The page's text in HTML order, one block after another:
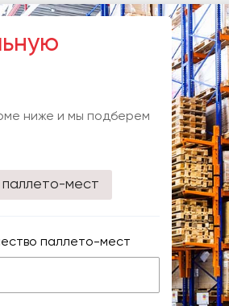
ниже и мы подберем
паллето-мест
паллето-мест